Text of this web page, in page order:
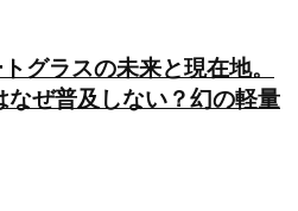
グラスの未来と現在地。
なぜ普及しない？幻の軽量